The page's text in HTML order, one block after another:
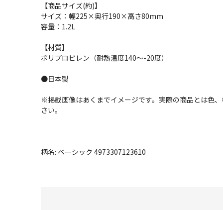
【商品サイズ(約)】
サイズ：幅225×奥行190×高さ80mm
容量：1.2L
【材質】
ポリプロピレン（耐熱温度140～-20度）
●日本製
※掲載画像はあくまでイメージです。実際の商品とは色
さい。
柄名: ベーシック 4973307123610